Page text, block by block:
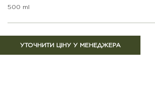
500 ml
УТОЧНИТИ ЦІНУ У МЕНЕДЖЕРА